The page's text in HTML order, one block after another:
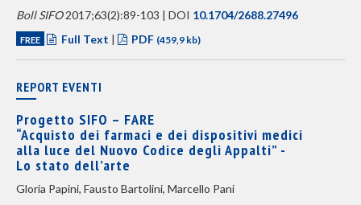
Boll SIFO2017;63(2):89-103 | DOI 10.1704/2688.27496
FREE Full Text | PDF (459,9 kb)
REPORT EVENTI
Progetto SIFO – FARE
“Acquisto dei farmaci e dei dispositivi medici
alla luce del Nuovo Codice degli Appalti” -
Lo stato dell’arte
Gloria Papini, Fausto Bartolini, Marcello Pani